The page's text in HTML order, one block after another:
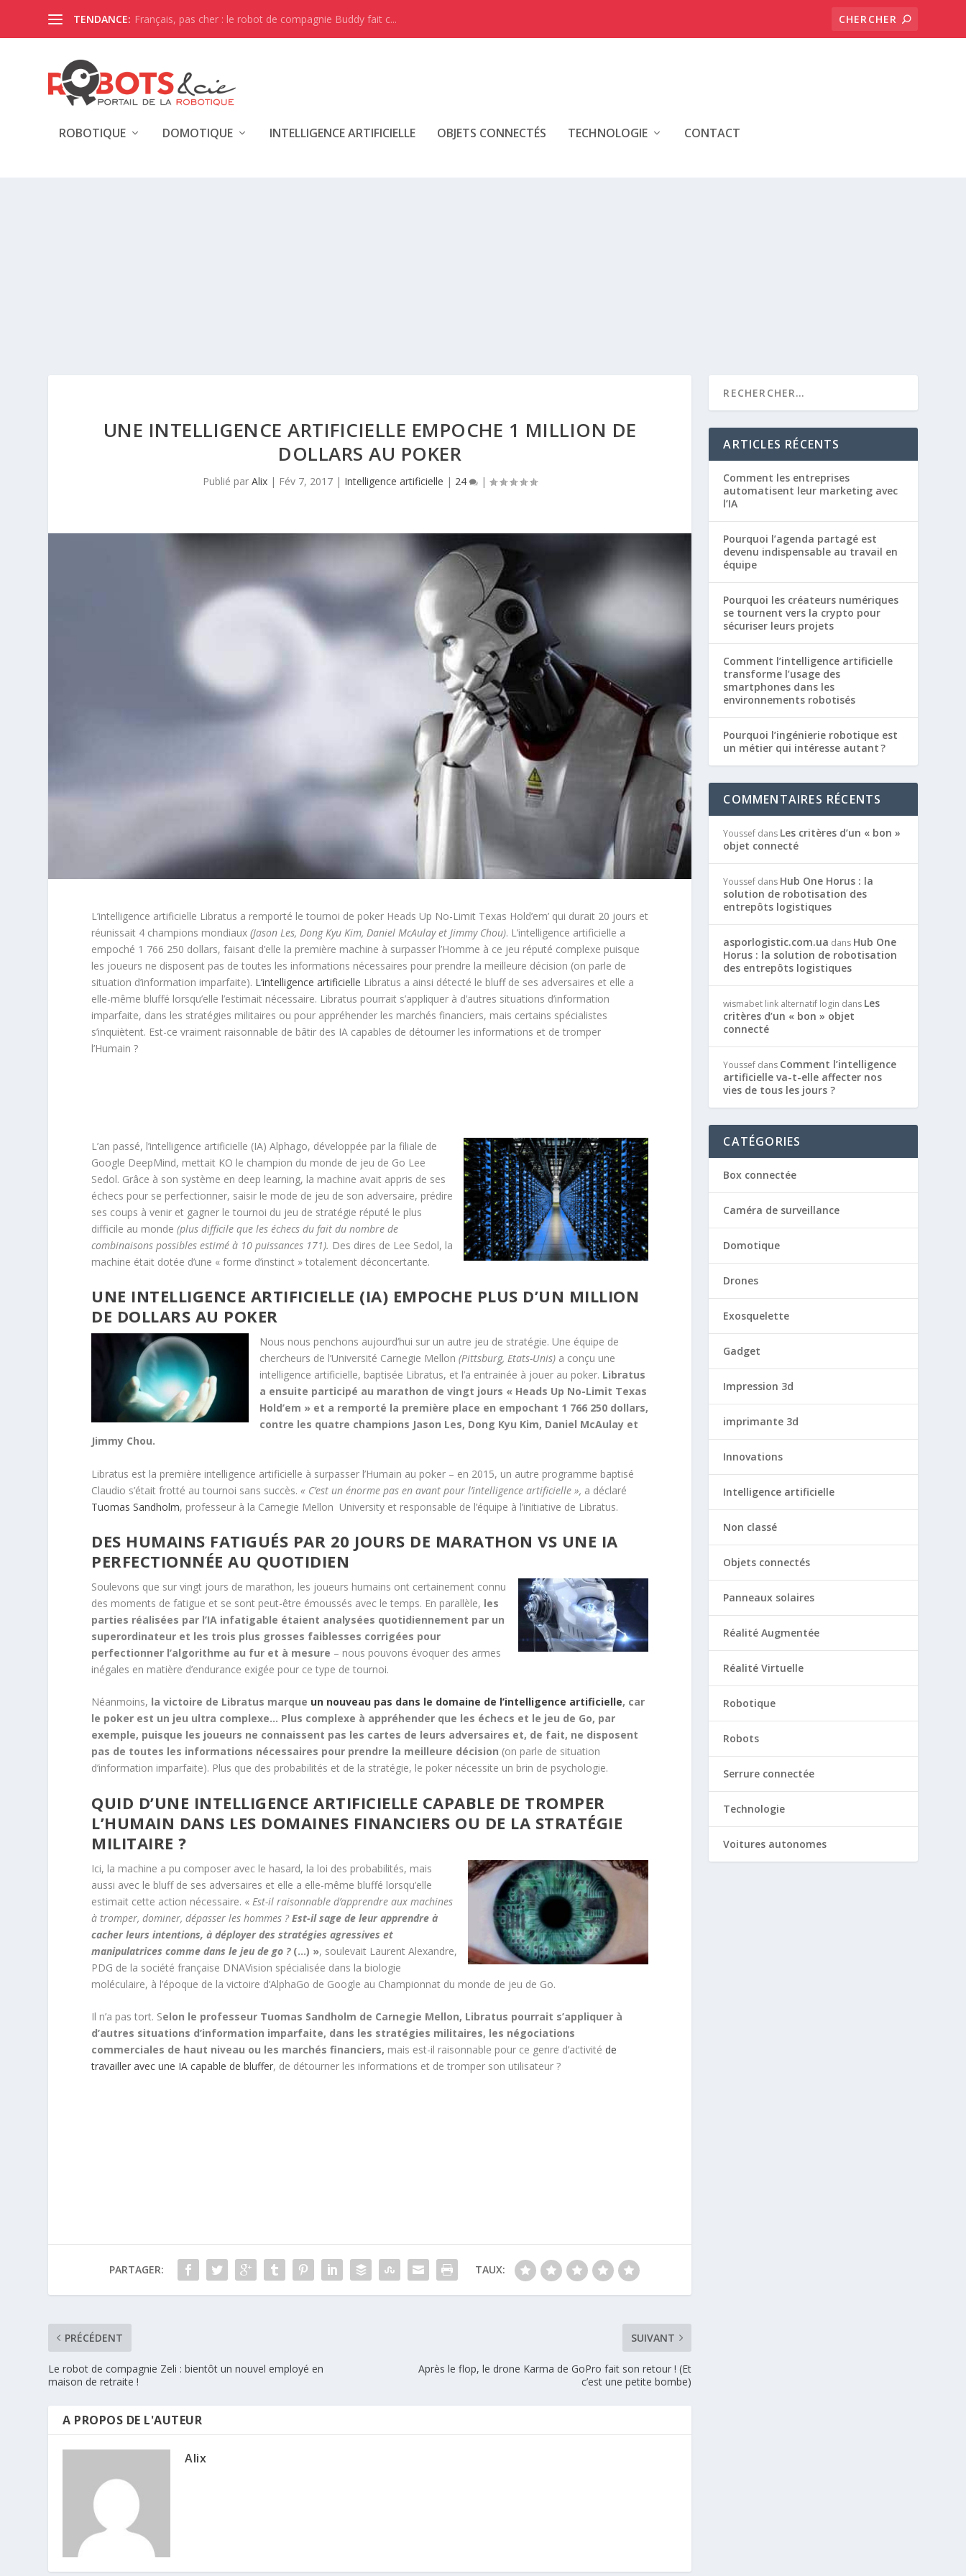
TENDANCE: Français, pas cher : le robot de compagnie Buddy fait c...
ROBOTIQUE DOMOTIQUE INTELLIGENCE ARTIFICIELLE OBJETS CONNECTÉS TECHNOLOGIE CONTACT
UNE INTELLIGENCE ARTIFICIELLE EMPOCHE 1 MILLION DE
DOLLARS AU POKER
Publié parAlix | Fév 7, 2017 | Intelligence artificielle | 24 |
L’intelligence artificielle Libratus a remporté le tournoi de poker Heads Up No-Limit Texas Hold’em’ qui durait 20 jours et
réunissait 4 champions mondiaux(Jason Les, Dong Kyu Kim, Daniel McAulay et Jimmy Chou). L’intelligence artificielle a
empoché 1 766 250 dollars, faisant d’elle la première machine à surpasser l’Homme à ce jeu réputé complexe puisque
les joueurs ne disposent pas de toutes les informations nécessaires pour prendre la meilleure décision (on parle de
situation d’information imparfaite). L’intelligence artificielle Libratus a ainsi détecté le bluff de ses adversaires et elle a
elle-même bluffé lorsqu’elle l’estimait nécessaire. Libratus pourrait s’appliquer à d’autres situations d’information
imparfaite, dans les stratégies militaires ou pour appréhender les marchés financiers, mais certains spécialistes
s’inquiètent. Est-ce vraiment raisonnable de bâtir des IA capables de détourner les informations et de tromper
l’Humain ?
L’an passé, l’intelligence artificielle (IA) Alphago, développée par la filiale de
Google DeepMind, mettait KO le champion du monde de jeu de Go Lee
Sedol. Grâce à son système en deep learning, la machine avait appris de ses
échecs pour se perfectionner, saisir le mode de jeu de son adversaire, prédire
ses coups à venir et gagner le tournoi du jeu de stratégie réputé le plus
difficile au monde(plus difficile que les échecs du fait du nombre de
combinaisons possibles estimé à 10 puissances 171). Des dires de Lee Sedol, la
machine était dotée d’une « forme d’instinct » totalement déconcertante.
UNE INTELLIGENCE ARTIFICIELLE (IA) EMPOCHE PLUS D’UN MILLION
DE DOLLARS AU POKER
Nous nous penchons aujourd’hui sur un autre jeu de stratégie. Une équipe de
chercheurs de l’Université Carnegie Mellon(Pittsburg, Etats-Unis) a conçu une
intelligence artificielle, baptisée Libratus, et l’a entrainée à jouer au poker. Libratus
a ensuite participé au marathon de vingt jours « Heads Up No-Limit Texas
Hold’em » et a remporté la première place en empochant 1 766 250 dollars,
contre les quatre champions Jason Les, Dong Kyu Kim, Daniel McAulay et
Jimmy Chou.
Libratus est la première intelligence artificielle à surpasser l’Humain au poker – en 2015, un autre programme baptisé
Claudio s’était frotté au tournoi sans succès.« C’est un énorme pas en avant pour l’intelligence artificielle », a déclaré
Tuomas Sandholm, professeur à la Carnegie Mellon University et responsable de l’équipe à l’initiative de Libratus.
DES HUMAINS FATIGUÉS PAR 20 JOURS DE MARATHON VS UNE IA
PERFECTIONNÉE AU QUOTIDIEN
Soulevons que sur vingt jours de marathon, les joueurs humains ont certainement connu
des moments de fatigue et se sont peut-être émoussés avec le temps. En parallèle, les
parties réalisées par l’IA infatigable étaient analysées quotidiennement par un
superordinateur et les trois plus grosses faiblesses corrigées pour
perfectionner l’algorithme au fur et à mesure – nous pouvons évoquer des armes
inégales en matière d’endurance exigée pour ce type de tournoi.
Néanmoins, la victoire de Libratus marque un nouveau pas dans le domaine de l’intelligence artificielle, car
le poker est un jeu ultra complexe… Plus complexe à appréhender que les échecs et le jeu de Go, par
exemple, puisque les joueurs ne connaissent pas les cartes de leurs adversaires et, de fait, ne disposent
pas de toutes les informations nécessaires pour prendre la meilleure décision (on parle de situation
d’information imparfaite). Plus que des probabilités et de la stratégie, le poker nécessite un brin de psychologie.
QUID D’UNE INTELLIGENCE ARTIFICIELLE CAPABLE DE TROMPER
L’HUMAIN DANS LES DOMAINES FINANCIERS OU DE LA STRATÉGIE
MILITAIRE ?
Ici, la machine a pu composer avec le hasard, la loi des probabilités, mais
aussi avec le bluff de ses adversaires et elle a elle-même bluffé lorsqu’elle
estimait cette action nécessaire. « Est-il raisonnable d’apprendre aux machines
à tromper, dominer, dépasser les hommes ?Est-il sage de leur apprendre à
cacher leurs intentions, ­à déployer des stratégies agressives et
manipulatrices comme dans le jeu de go ?(…) », soulevait Laurent Alexandre,
PDG de la société française DNAVision spécialisée dans la biologie
moléculaire, à l’époque de la victoire d’AlphaGo de Google au Championnat du monde de jeu de Go.
Il n’a pas tort. Selon le professeur Tuomas Sandholm de Carnegie Mellon, Libratus pourrait s’appliquer à
d’autres situations d’information imparfaite, dans les stratégies militaires, les négociations
commerciales de haut niveau ou les marchés financiers, mais est-il raisonnable pour ce genre d’activité de
travailler avec une IA capable de bluffer, de détourner les informations et de tromper son utilisateur ?
PARTAGER: TAUX:
PRÉCÉDENT
Le robot de compagnie Zeli : bientôt un nouvel employé en
maison de retraite !
SUIVANT
Après le flop, le drone Karma de GoPro fait son retour ! (Et
c’est une petite bombe)
A PROPOS DE L'AUTEUR
Alix
ARTICLES RÉCENTS
Comment les entreprises
automatisent leur marketing avec
l’IA
Pourquoi l’agenda partagé est
devenu indispensable au travail en
équipe
Pourquoi les créateurs numériques
se tournent vers la crypto pour
sécuriser leurs projets
Comment l’intelligence artificielle
transforme l’usage des
smartphones dans les
environnements robotisés
Pourquoi l’ingénierie robotique est
un métier qui intéresse autant ?
COMMENTAIRES RÉCENTS
Youssef dans Les critères d’un « bon »
objet connecté
Youssef dans Hub One Horus : la
solution de robotisation des
entrepôts logistiques
asporlogistic.com.ua dans Hub One
Horus : la solution de robotisation
des entrepôts logistiques
wismabet link alternatif login dans Les
critères d’un « bon » objet
connecté
Youssef dans Comment l’intelligence
artificielle va-t-elle affecter nos
vies de tous les jours ?
CATÉGORIES
Box connectée
Caméra de surveillance
Domotique
Drones
Exosquelette
Gadget
Impression 3d
imprimante 3d
Innovations
Intelligence artificielle
Non classé
Objets connectés
Panneaux solaires
Réalité Augmentée
Réalité Virtuelle
Robotique
Robots
Serrure connectée
Technologie
Voitures autonomes